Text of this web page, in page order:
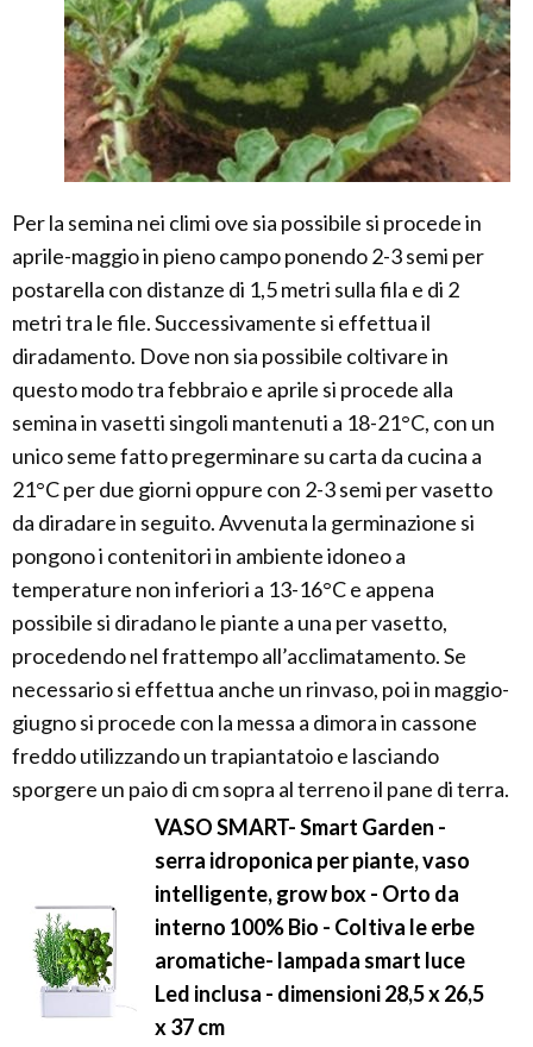
Per la semina nei climi ove sia possibile si procede in
aprile-maggio in pieno campo ponendo 2-3 semi per
postarella con distanze di 1,5 metri sulla fila e di 2
metri tra le file. Successivamente si effettua il
diradamento. Dove non sia possibile coltivare in
questo modo tra febbraio e aprile si procede alla
semina in vasetti singoli mantenuti a 18-21°C, con un
unico seme fatto pregerminare su carta da cucina a
21°C per due giorni oppure con 2-3 semi per vasetto
da diradare in seguito. Avvenuta la germinazione si
pongono i contenitori in ambiente idoneo a
temperature non inferiori a 13-16°C e appena
possibile si diradano le piante a una per vasetto,
procedendo nel frattempo all’acclimatamento. Se
necessario si effettua anche un rinvaso, poi in maggio-
giugno si procede con la messa a dimora in cassone
freddo utilizzando un trapiantatoio e lasciando
sporgere un paio di cm sopra al terreno il pane di terra.
VASO SMART- Smart Garden -
serra idroponica per piante, vaso
intelligente, grow box - Orto da
interno 100% Bio - Coltiva le erbe
aromatiche- lampada smart luce
Led inclusa - dimensioni 28,5 x 26,5
x 37 cm